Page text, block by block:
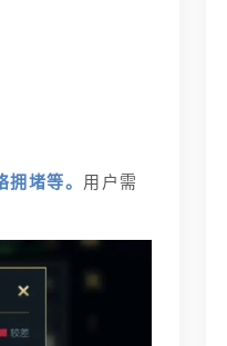
堵等。 用户需